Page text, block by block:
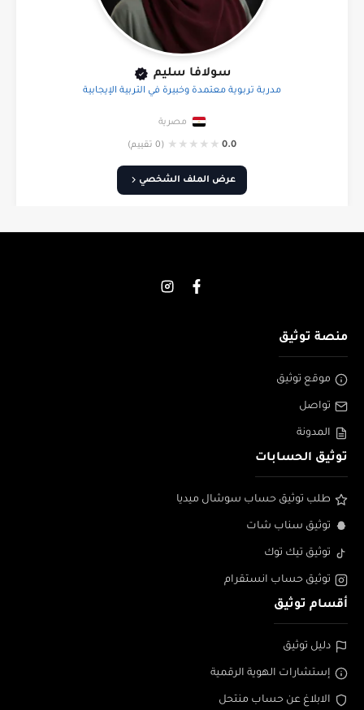
سولافا سليم
مدربة تربوية معتمدة وخبيرة في التربية الإيجابية
مصرية
0.0
★
★
★
★
★ (0 تقييم)
عرض الملف الشخصي
منصة توثيق
موقع توثيق
تواصل
المدونة
توثيق الحسابات
طلب توثيق حساب سوشال ميديا
توثيق سناب شات
توثيق تيك توك
توثيق حساب انستقرام
أقسام توثيق
دليل توثيق
إستشارات الهوية الرقمية
الابلاغ عن حساب منتحل